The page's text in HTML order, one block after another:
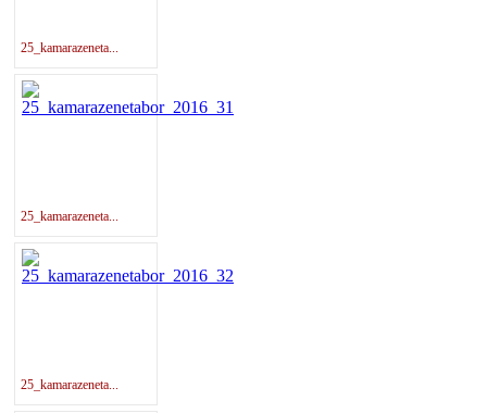
25_kamarazeneta...
25_kamarazeneta...
25_kamarazeneta...